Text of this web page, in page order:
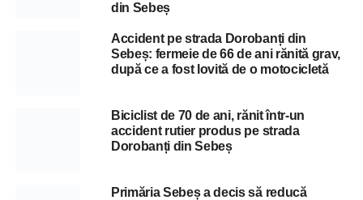
din Sebeș
Accident pe strada Dorobanți din
Sebeș: fermeie de 66 de ani rănită grav,
după ce a fost lovită de o motocicletă
Biciclist de 70 de ani, rănit într-un
accident rutier produs pe strada
Dorobanți din Sebeș
Primăria Sebeș a decis să reducă